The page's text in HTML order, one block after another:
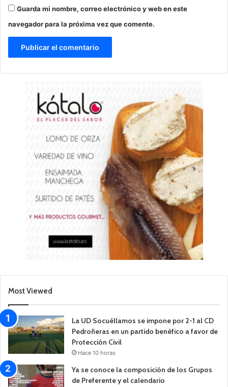
Guarda mi nombre, correo electrónico y web en este
navegador para la próxima vez que comente.
Most Viewed
La UD Socuéllamos se impone por 2-1 al CD
Pedroñeras en un partido benéfico a favor de
Protección Civil
Hace 10 horas
Ya se conoce la composición de los Grupos
de Preferente y el calendario